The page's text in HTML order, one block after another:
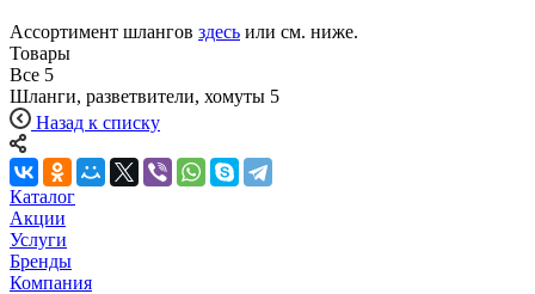
Ассортимент шлангов здесь или см. ниже.
Товары
Все 5
Шланги, разветвители, хомуты 5
Назад к списку
Каталог
Акции
Услуги
Бренды
Компания